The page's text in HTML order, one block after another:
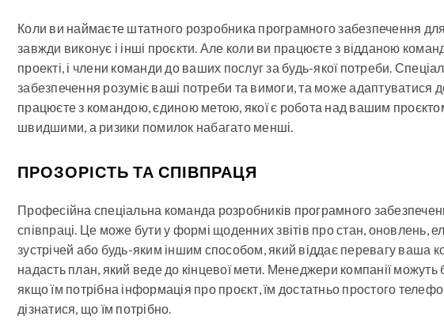
Коли ви наймаєте штатного розробника програмного забезпечення
завжди виконує і інші проєкти. Але коли ви працюєте з відданою
проекті, і члени команди до ваших послуг за будь-якої потреби.
забезпечення розуміє ваші потреби та вимоги, та може адаптуватися
працюєте з командою, єдиною метою, якої є робота над вашим
швидшими, а ризики помилок набагато менші.
ПРОЗОРІСТЬ ТА СПІВПРАЦЯ
Професійна спеціальна команда розробників програмного
співпраці. Це може бути у формі щоденних звітів про стан, оновлень,
зустрічей або будь-яким іншим способом, який віддає перевагу ваша
надасть план, який веде до кінцевої мети. Менеджери компанії можуть
якщо їм потрібна інформація про проєкт, їм достатньо простого
дізнатися, що їм потрібно.